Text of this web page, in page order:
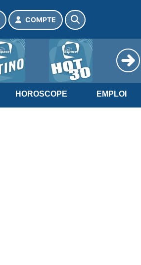
COMPTE
HOROSCOPE EMPLOI